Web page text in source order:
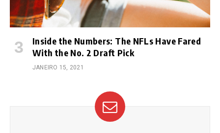
Inside the Numbers: The NFLs Have Fared
With the No. 2 Draft Pick
JANEIRO 15, 2021